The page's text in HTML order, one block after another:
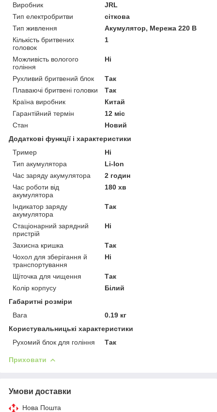
Виробник
JRL
Тип електробритви
сіткова
Тип живлення
Акумулятор, Мережа 220 В
Кількість бритвених
головок
1
Можливість вологого
гоління
Ні
Рухливий бритвений блок
Так
Плаваючі бритвені головки
Так
Країна виробник
Китай
Гарантійний термін
12 міс
Стан
Новий
Додаткові функції і характеристики
Тример
Ні
Тип акумулятора
Li-Ion
Час заряду акумулятора
2 годин
Час роботи від
акумулятора
180 хв
Індикатор заряду
акумулятора
Так
Стаціонарний зарядний
пристрій
Ні
Захисна кришка
Так
Чохол для зберігання й
транспортування
Ні
Щіточка для чищення
Так
Колір корпусу
Білий
Габаритні розміри
Вага
0.19 кг
Користувальницькі характеристики
Рухомий блок для гоління
Так
Приховати
Умови доставки
Нова Пошта